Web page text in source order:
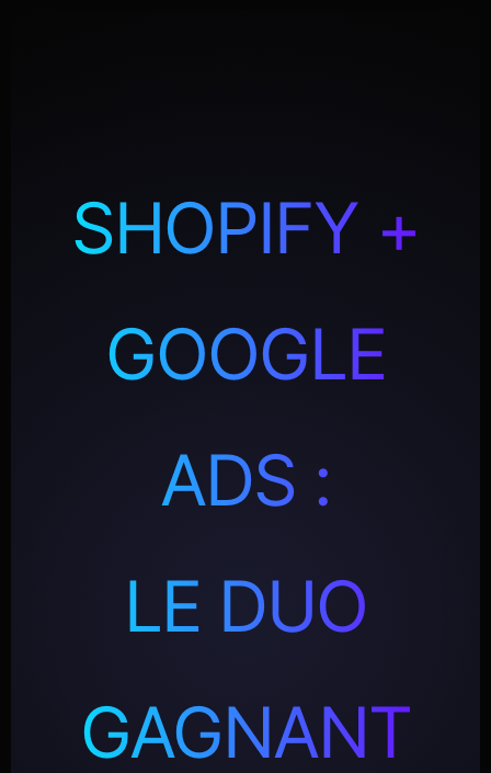
SHOPIFY +
GOOGLE
ADS :
LE DUO
GAGNANT